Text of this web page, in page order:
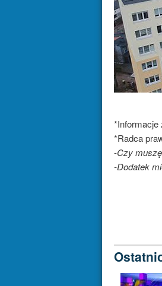
*Informacje
*Radca
-Czy
-Dodatek